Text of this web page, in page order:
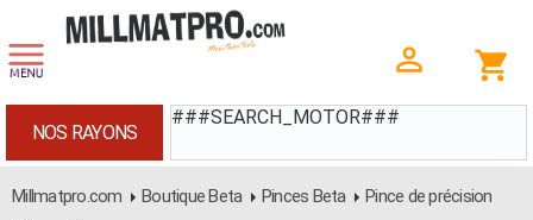
###SEARCH_MOTOR###
NOS RAYONS
Millmatpro.com Boutique Beta Pinces Beta
Pince de précision